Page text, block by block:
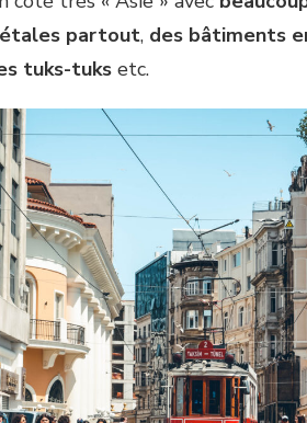
partout, des bâtiments
tuks-tuks etc.